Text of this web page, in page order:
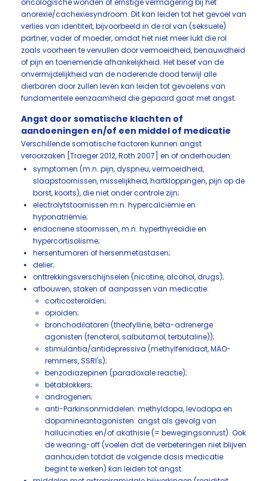
oncologische wonden of ernstige vermagering bij het
anorexie/cachexiesyndroom. Dit kan leiden tot het gevoel van
verlies van identiteit, bijvoorbeeld in de rol van (seksuele)
partner, vader of moeder, omdat het niet meer lukt die rol
zoals voorheen te vervullen door vermoeidheid, benauwdheid
of pijn en toenemende afhankelijkheid. Het besef van de
onvermijdelijkheid van de naderende dood terwijl alle
dierbaren door zullen leven kan leiden tot gevoelens van
fundamentele eenzaamheid die gepaard gaat met angst.
Angst door somatische klachten of
aandoeningen en/of een middel of medicatie
Verschillende somatische factoren kunnen angst
veroorzaken [Traeger 2012, Roth 2007] en of onderhouden:
symptomen (m.n. pijn, dyspneu, vermoeidheid,
slaapstoornissen, misselijkheid, hartkloppingen, pijn op de
borst, koorts), die niet onder controle zijn;
electrolytstoornissen m.n. hypercalciëmie en
hyponatriëmie;
endocriene stoornissen, m.n. hyperthyreoïdie en
hypercortisolisme;
hersentumoren of hersenmetastasen;
delier;
onttrekkingsverschijnselen (nicotine, alcohol, drugs);
afbouwen, staken of aanpassen van medicatie:
corticosteroïden;
opioïden;
bronchodilatoren (theofylline, bèta-adrenerge
agonisten (fenoterol, salbutamol, terbutaline));
stimulantia/antidepressiva (methylfenidaat, MAO-
remmers, SSRI's);
benzodiazepinen (paradoxale reactie);
bètablokkers;
androgenen;
anti-Parkinsonmiddelen: methyldopa, levodopa en
dopamineantagonisten: angst als gevolg van
hallucinaties en/of akathisie (= bewegingsonrust). Ook
de wearing-off (voelen dat de verbeteringen niet blijven
aanhouden totdat de volgende dosis medicatie
begint te werken) kan leiden tot angst.